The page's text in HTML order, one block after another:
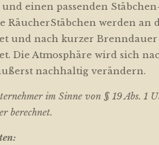
einen passenden
RäucherStäbchen werden an
und nach kurzer
Die Atmosphäre wird sich
nachhaltig verändern.
im Sinne von § 19 Abs. 1
berechnet.